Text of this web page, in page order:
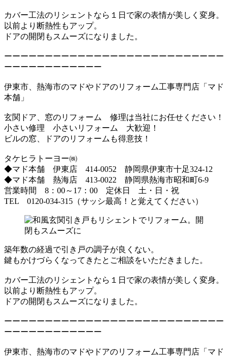
カバー工法のリシェントなら１日で家の表情が美しく変身。
以前より断熱性もアップ。
ドアの開閉もスムーズになりました。
ーーーーーーーーーーーーーーーーーーーーーーーーーーー
ーーーーーーーーーーーー
伊東市、熱海市のマドやドアのリフォーム工事専門店「マド
本舗」
玄関ドア、窓のリフォーム 修理は当社にお任せください！
小さい修理 小さいリフォーム 大歓迎！
ビルの窓、ドアのリフォームも得意技！
タケヒラトーヨー㈱
◆マド本舗 伊東店 414-0052 静岡県伊東市十足324-12
◆マド本舗 熱海店 413-0022 静岡県熱海市昭和町6-9
営業時間 8：00～17：00 定休日 土・日・祝
TEL 0120-034-315（サッシ最高！と覚えてください）
築年数の経過で引き戸の調子が良くない。
鍵もかけづらくなってきたとご相談をいただきました。
カバー工法のリシェントなら１日で家の表情が美しく変身。
以前より断熱性もアップ。
ドアの開閉もスムーズになりました。
ーーーーーーーーーーーーーーーーーーーーーーーーーーー
ーーーーーーーーーーーー
伊東市、熱海市のマドやドアのリフォーム工事専門店「マド